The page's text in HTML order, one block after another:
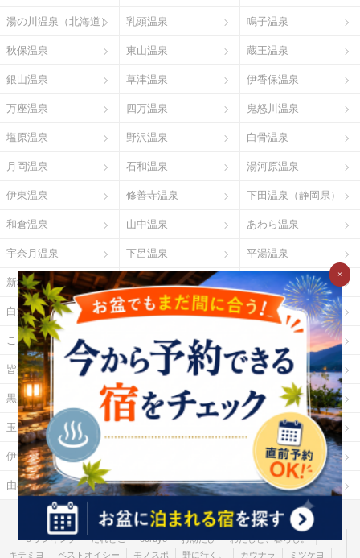
湯の川温泉（北海道） 乳頭温泉 鳴子温泉
秋保温泉 東山温泉 蔵王温泉
銀山温泉 草津温泉 伊香保温泉
万座温泉 四万温泉 鬼怒川温泉
塩原温泉 野沢温泉 白骨温泉
月岡温泉 石和温泉 湯河原温泉
伊東温泉 修善寺温泉 下田温泉（静岡県）
和倉温泉 山中温泉 あわら温泉
宇奈月温泉 下呂温泉 平湯温泉
新穂高温泉 城崎温泉 有馬温泉
白浜温泉 勝浦温泉 道後温泉
こんぴら温泉 三朝温泉
皆生温泉 湯原温泉 別府温泉
黒川温泉 霧島温泉 酸ヶ湯温泉
玉川温泉 箱根温泉
伊勢・鳥羽温泉 大歩危祖谷温泉
由布院温泉 熱海温泉 指宿温泉
お湯たびとは ご利用ガイド Ｇポイント
Ｇランキング だれどこ ocruyo お湯たび
わたしと、暮らし。
キテミヨ
ベストオイシー モノスポ 野に行く。 カウナラ ミツケヨ
×